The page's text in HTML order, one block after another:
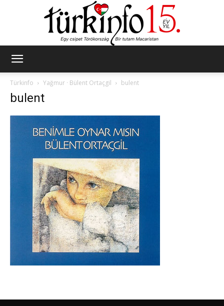
Türkinfo
Yağmur · Bülent Ortaçgil bulent
bulent